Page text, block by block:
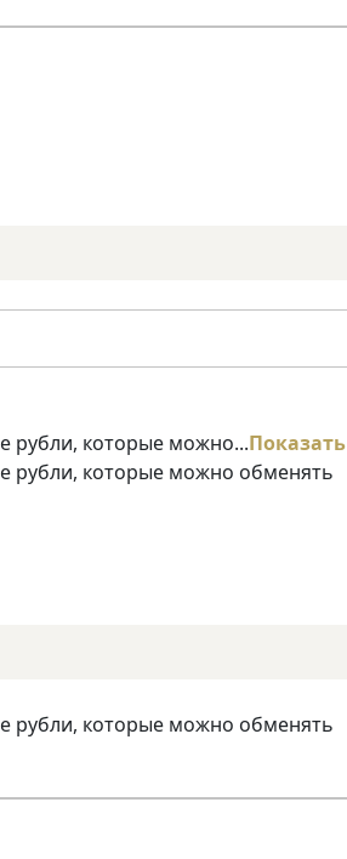
рубли, которые можно...Показать
рубли, которые можно обменять
рубли, которые можно обменять